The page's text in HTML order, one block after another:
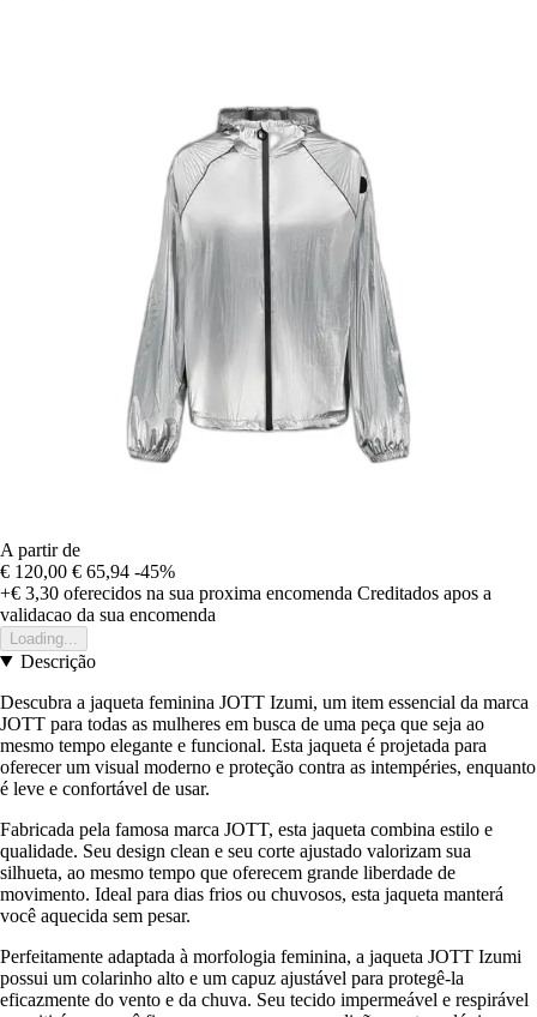
A partir de
€ 120,00 € 65,94 -45%
+€ 3,30 oferecidos na sua proxima encomenda Creditados apos a
validacao da sua encomenda
Loading...
Descrição
Descubra a jaqueta feminina JOTT Izumi, um item essencial da marca
JOTT para todas as mulheres em busca de uma peça que seja ao
mesmo tempo elegante e funcional. Esta jaqueta é projetada para
oferecer um visual moderno e proteção contra as intempéries, enquanto
é leve e confortável de usar.
Fabricada pela famosa marca JOTT, esta jaqueta combina estilo e
qualidade. Seu design clean e seu corte ajustado valorizam sua
silhueta, ao mesmo tempo que oferecem grande liberdade de
movimento. Ideal para dias frios ou chuvosos, esta jaqueta manterá
você aquecida sem pesar.
Perfeitamente adaptada à morfologia feminina, a jaqueta JOTT Izumi
possui um colarinho alto e um capuz ajustável para protegê-la
eficazmente do vento e da chuva. Seu tecido impermeável e respirável